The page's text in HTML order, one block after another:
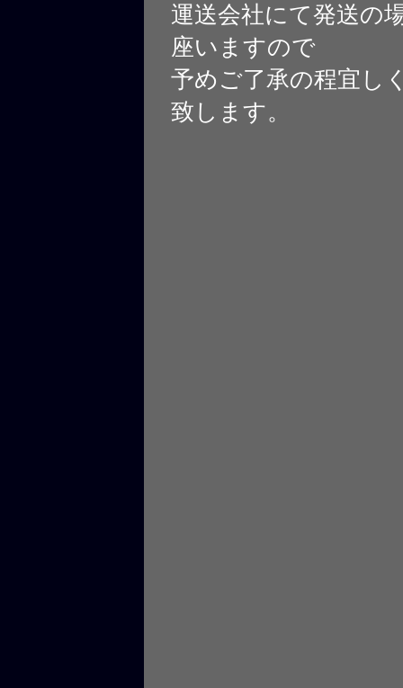
運送会社にて発送の
座いますので
予めご了承の程宜し
致します。